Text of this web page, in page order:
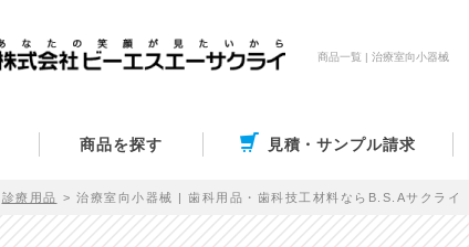
商品一覧 | 治療室向小器械
商品を探す 見積・サンプル請求
診療用品 治療室向小器械 | 歯科用品・歯科技工材料ならB.S.Aサクライ